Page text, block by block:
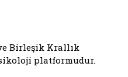
Birleşik Krallık
platformudur.